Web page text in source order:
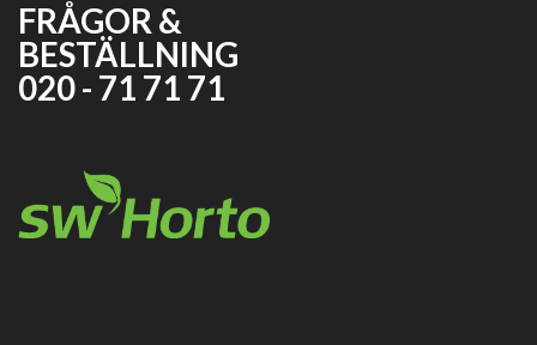
FRÅGOR &
BESTÄLLNING
020 - 71 71 71